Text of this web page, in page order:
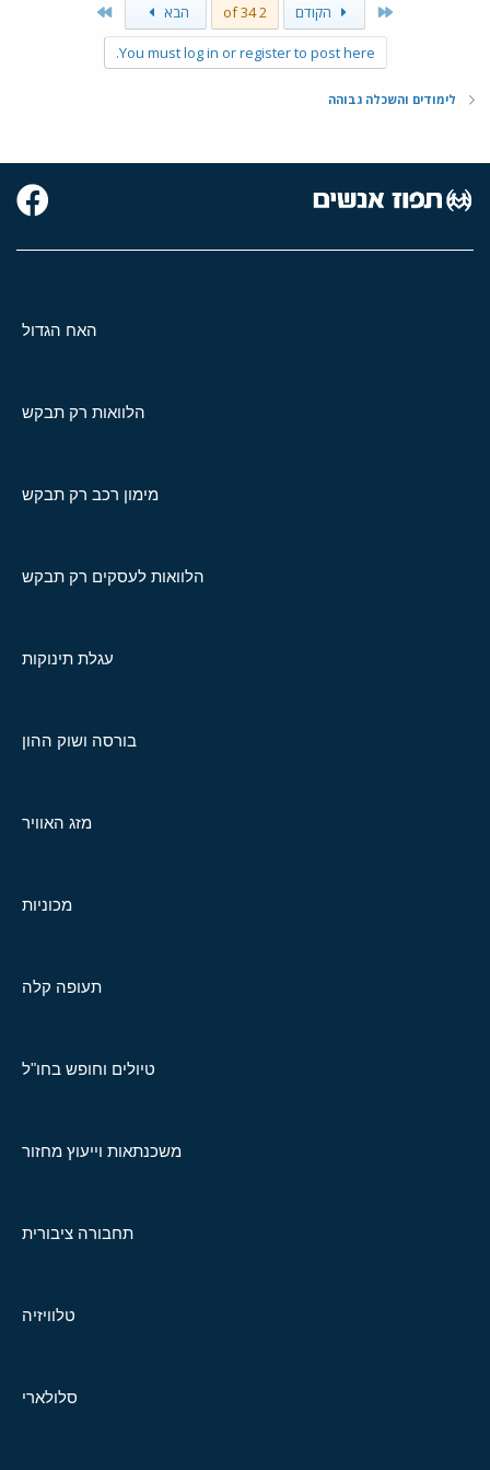
הקודם 2 of 34 הבא
You must log in or register to post here.
לימודים והשכלה גבוהה
האח הגדול
הלוואות רק תבקש
מימון רכב רק תבקש
הלוואות לעסקים רק תבקש
עגלת תינוקות
בורסה ושוק ההון
מזג האוויר
מכוניות
תעופה קלה
טיולים וחופש בחו"ל
משכנתאות וייעוץ מחזור
תחבורה ציבורית
טלוויזיה
סלולארי